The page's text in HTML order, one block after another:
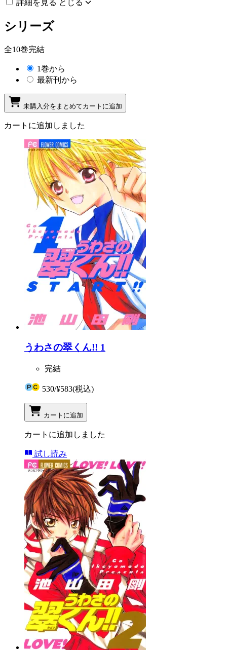
詳細を見る とじる
シリーズ
全10巻完結
1巻から
最新刊から
未購入分をまとめてカートに追加
カートに追加しました
うわさの翠くん!! 1
完結
530/¥583(税込)
カートに追加
カートに追加しました
試し読み